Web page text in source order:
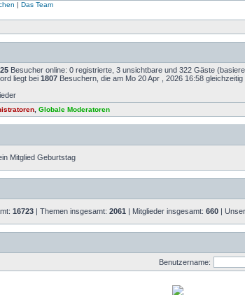
| Das Team
Besucher online: 0 registrierte, 3 unsichtbare und 322 Gäste
liegt bei 1807 Besuchern, die am Mo 20 Apr , 2026 16:58 gleichzeitig
Globale Moderatoren
Mitglied Geburtstag
16723 | Themen insgesamt: 2061 | Mitglieder insgesamt: 660 |
Benutzername: